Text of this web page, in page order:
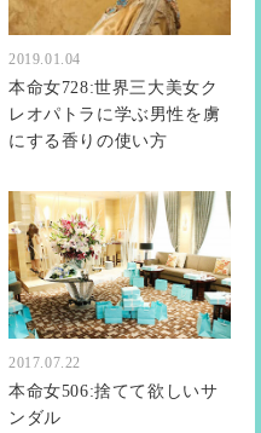
2019.01.04
本命女728:世界三大美女ク
レオパトラに学ぶ男性を虜
にする香りの使い方
2017.07.22
本命女506:捨てて欲しいサ
ンダル